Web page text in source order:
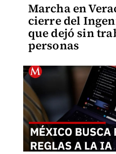
Marcha en
cierre del
que dejó sin
personas